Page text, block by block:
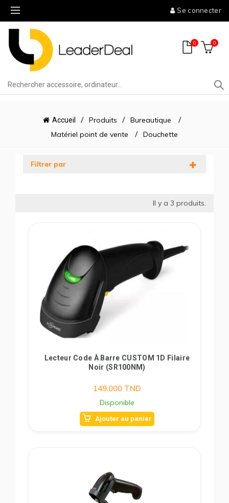
Se connecter
0 0
Accueil Produits
Bureautique
Matériel point de vente
Douchette
Filtrer par
Il y a 3 produits.
Lecteur Code À Barre CUSTOM 1D Filaire
Noir (SR100NM)
149.000 TND
Disponible
Ajouter au panier